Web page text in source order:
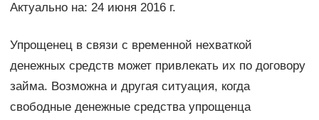
Актуально на: 24 июня 2016 г.
Упрощенец в связи с временной нехваткой
денежных средств может привлекать их по договору
займа. Возможна и другая ситуация, когда
свободные денежные средства упрощенца